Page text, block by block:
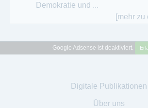
Demokratie und ...
[mehr zu
Google Adsense ist deaktiviert.
Digitale Publikationen
Über uns